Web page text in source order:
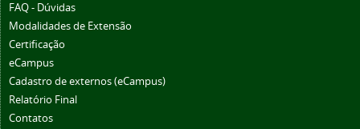
FAQ - Dúvidas
Modalidades de Extensão
Certificação
eCampus
Cadastro de externos (eCampus)
Relatório Final
Contatos